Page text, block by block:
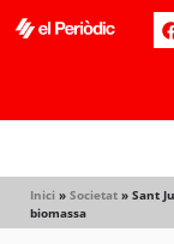
Inici » Societat » Sant
biomassa